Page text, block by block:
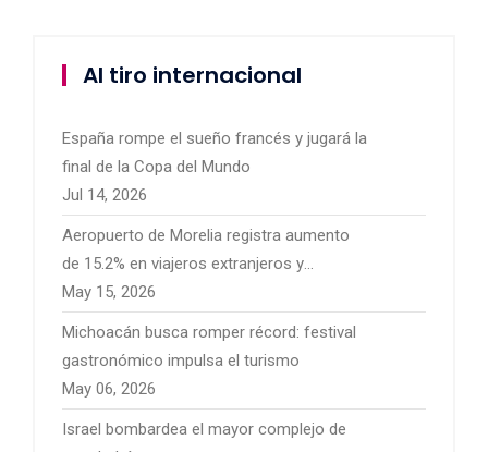
Al tiro internacional
España rompe el sueño francés y jugará la
final de la Copa del Mundo
Jul 14, 2026
Aeropuerto de Morelia registra aumento
de 15.2% en viajeros extranjeros y
fortalece conectividad internacional
May 15, 2026
Michoacán busca romper récord: festival
gastronómico impulsa el turismo
May 06, 2026
Israel bombardea el mayor complejo de